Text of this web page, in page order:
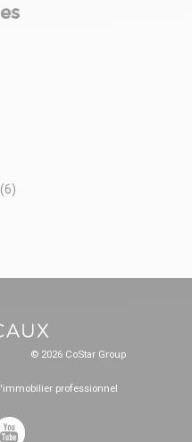
© 2026 CoStar Group
professionnel